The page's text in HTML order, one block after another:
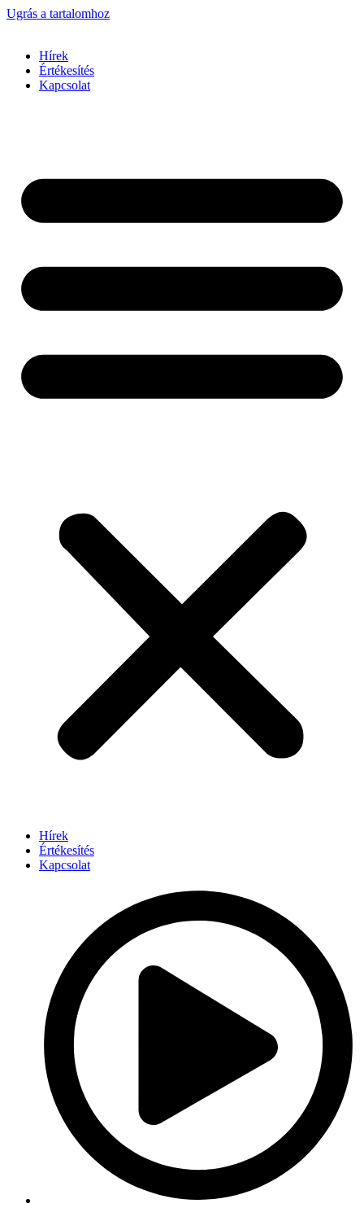
Ugrás a tartalomhoz
Hírek
Értékesítés
Kapcsolat
Hírek
Értékesítés
Kapcsolat